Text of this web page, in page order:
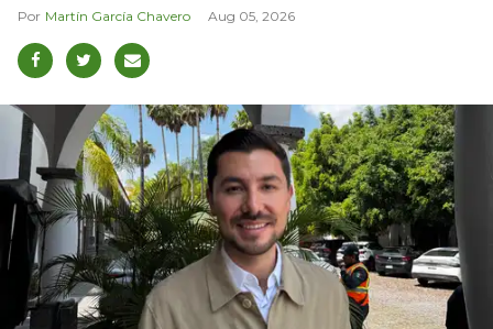
Martín García Chavero Aug 05, 2026